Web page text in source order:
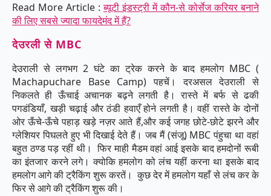
Read More Article :ब्यूटी इंडस्ट्री में कौन-से कोर्सेज करियर बनाने
की लिए सबसे ज्यादा फायदेमंद में हैं?
देउरली से MBC
देउराली से लगभग 2 घंटे का ट्रेक करने के बाद हमलोग MBC (
Machapuchare Base Camp) पहचें। दरअसल देउराली से
निकलते ही ऊँचाई अचानक बढ़ने लगती है। रास्ते में बर्फ से ढकी
पगडंडियाँ, खड़ी चढ़ाई और ठंडी हवाएँ होने लगती है। वहीं रास्ते के दोनों
ओर ऊँचे-ऊँचे पहाड़ खड़े नज़र आते हैं,और कई जगह छोटे-छोटे झरने और
ग्लेशियर पिघलते हुए भी दिखाई देते हैं। जब मैं (संजू) MBC पंहुचा था वहां
बहुत ठण्ड पड़ रहीं थी। फिर माही मैडम वहां आई इसके बाद हमदोनों रूबी
का इंतजार करने लगे। क्योकि हमलोग को लंच यहीं करना था इसके बाद
हमलोग आगे की ट्रैकिंग शुरू करतें। कुछ देर में हमलोग यहाँ से लंच कर के
फिर से आगे की ट्रैकिंग शुरू की।